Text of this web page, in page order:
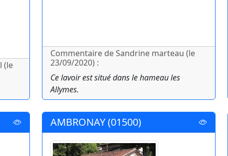
(le
Commentaire de Sandrine marteau (le
23/09/2020) :
Ce lavoir est situé dans le hameau les
Allymes.
AMBRONAY (01500)